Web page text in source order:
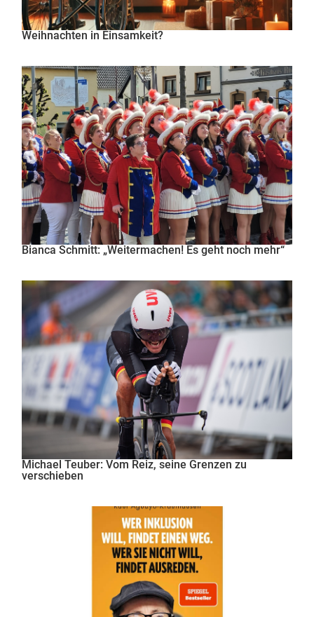
Weihnachten in Einsamkeit?
Bianca Schmitt: „Weitermachen! Es geht noch mehr“
Michael Teuber: Vom Reiz, seine Grenzen zu
verschieben